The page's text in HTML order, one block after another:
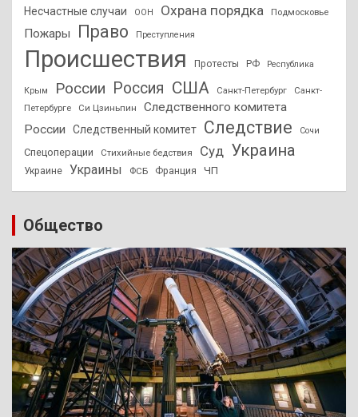
Несчастные случаи ООН Охрана порядка Подмосковье
Пожары Право Преступления
Происшествия Протесты РФ Республика
Крым России Россия США Санкт-Петербург
Санкт-
Петербурге
Си Цзиньпин
Следственного комитета
России
Следственный комитет Следствие Сочи
Спецоперации Стихийные бедствия Суд Украина
Украине Украины ФСБ Франция ЧП
Общество